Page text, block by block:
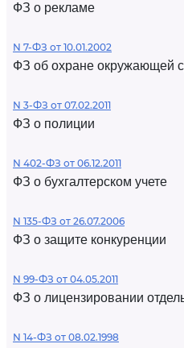
ФЗ о рекламе
N 7-ФЗ от 10.01.2002
ФЗ об охране окружающей
N 3-ФЗ от 07.02.2011
ФЗ о полиции
N 402-ФЗ от 06.12.2011
ФЗ о бухгалтерском учете
N 135-ФЗ от 26.07.2006
ФЗ о защите конкуренции
N 99-ФЗ от 04.05.2011
ФЗ о лицензировании
N 14-ФЗ от 08.02.1998